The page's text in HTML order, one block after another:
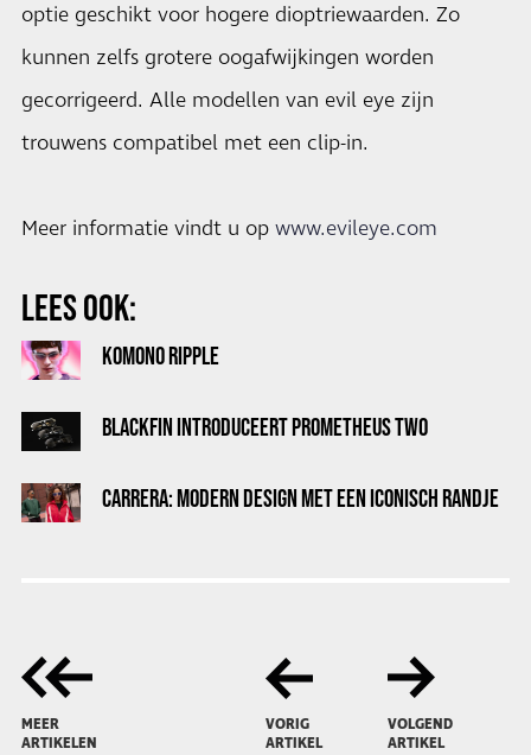
optie geschikt voor hogere dioptriewaarden. Zo
kunnen zelfs grotere oogafwijkingen worden
gecorrigeerd. Alle modellen van evil eye zijn
trouwens compatibel met een clip-in.
Meer informatie vindt u op www.evileye.com
LEES OOK:
KOMONO RIPPLE
BLACKFIN INTRODUCEERT PROMETHEUS TWO
CARRERA: MODERN DESIGN MET EEN ICONISCH RANDJE
MEER
ARTIKELEN
VORIG
ARTIKEL
VOLGEND
ARTIKEL